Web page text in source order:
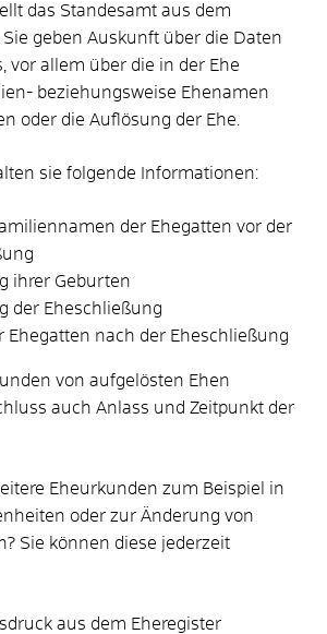
das Standesamt aus dem
Sie geben Auskunft über die Daten
vor allem über die in der Ehe
beziehungsweise Ehenamen
oder die Auflösung der Ehe.
sie folgende Informationen:
der Ehegatten vor der
ihrer Geburten
der Eheschließung
Ehegatten nach der Eheschließung
von aufgelösten Ehen
auch Anlass und Zeitpunkt der
Eheurkunden zum Beispiel in
oder zur Änderung von
Sie können diese jederzeit
aus dem Eheregister